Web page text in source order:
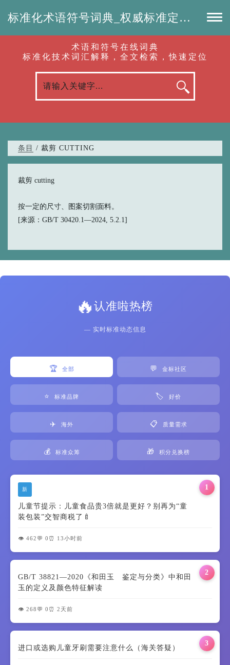
标准化术语符号词典_权威标准定义_专业词汇查询-认准啦（RenZhunLa.com）
术语和符号在线词典
标准化技术词汇解释，全文检索，快速定位
条目 / 裁剪 CUTTING
裁剪 cutting
按一定的尺寸、图案切割面料。
[来源：GB/T 30420.1—2024, 5.2.1]
🔥认准啦热榜
— 实时标准动态信息
🏆 全部 💬 金标社区
⭐ 标准品牌 🏷️ 好价
✈️ 海外 📋 质量需求
💰 标准众筹 🎁 积分兑换榜
1
新
儿童节提示：儿童食品贵3倍就是更好？别再为“童
装包装”交智商税了🍼
👁️ 462 💬 0 ⏰ 13小时前
2
GB/T 38821—2020《和田玉 鉴定与分类》中和田
玉的定义及颜色特征解读
👁️ 268 💬 0 ⏰ 2天前
3
进口或选购儿童牙刷需要注意什么（海关答疑）